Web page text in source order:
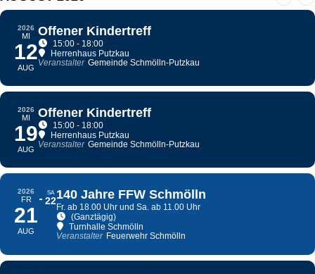
2026
MI
12
AUG
Offener Kindertreff
15:00 - 18:00
Herrenhaus Putzkau
Veranstalter Gemeinde Schmölln-Putzkau
2026
MI
19
AUG
Offener Kindertreff
15:00 - 18:00
Herrenhaus Putzkau
Veranstalter Gemeinde Schmölln-Putzkau
2026
FR
21
AUG
SA
22140 Jahre FFW Schmölln
Fr. ab 18.00 Uhr und Sa. ab 11.00 Uhr
(Ganztägig)
Turnhalle Schmölln
Veranstalter Feuerwehr Schmölln